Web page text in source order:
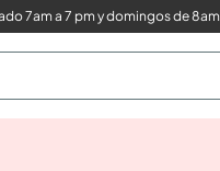
7am a 7 pm y domingos de